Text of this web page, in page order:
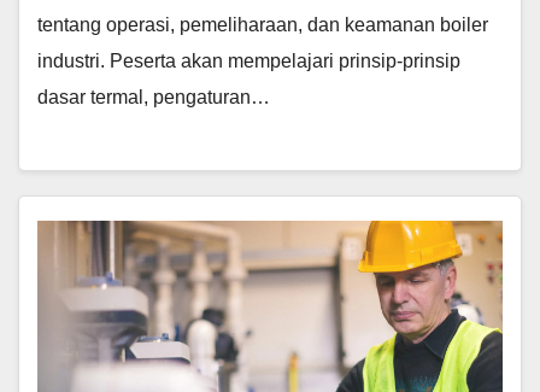
tentang operasi, pemeliharaan, dan keamanan boiler
industri. Peserta akan mempelajari prinsip-prinsip
dasar termal, pengaturan…